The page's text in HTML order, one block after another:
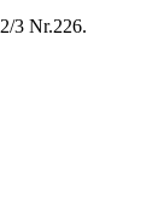
3 Nr.226.